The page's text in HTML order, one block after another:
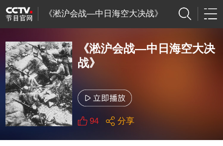
《淞沪会战—中日海空大决战》
《淞沪会战—中日海空大决
战》
94 分享